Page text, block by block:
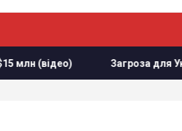
Загроза для України: